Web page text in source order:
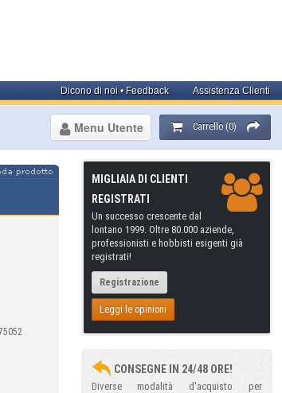
Assistenza Clienti
Dicono di noi • Feedback
Carrello (0)
Menu Utente
MIGLIAIA DI CLIENTI
REGISTRATI
Un successo crescente dal
lontano 1999. Oltre 80.000 aziende,
professionisti e hobbisti esigenti già
registrati!
Registrazione
Leggi le opinioni
CONSEGNE IN 24/48 ORE!
Diverse modalità d'acquisto per